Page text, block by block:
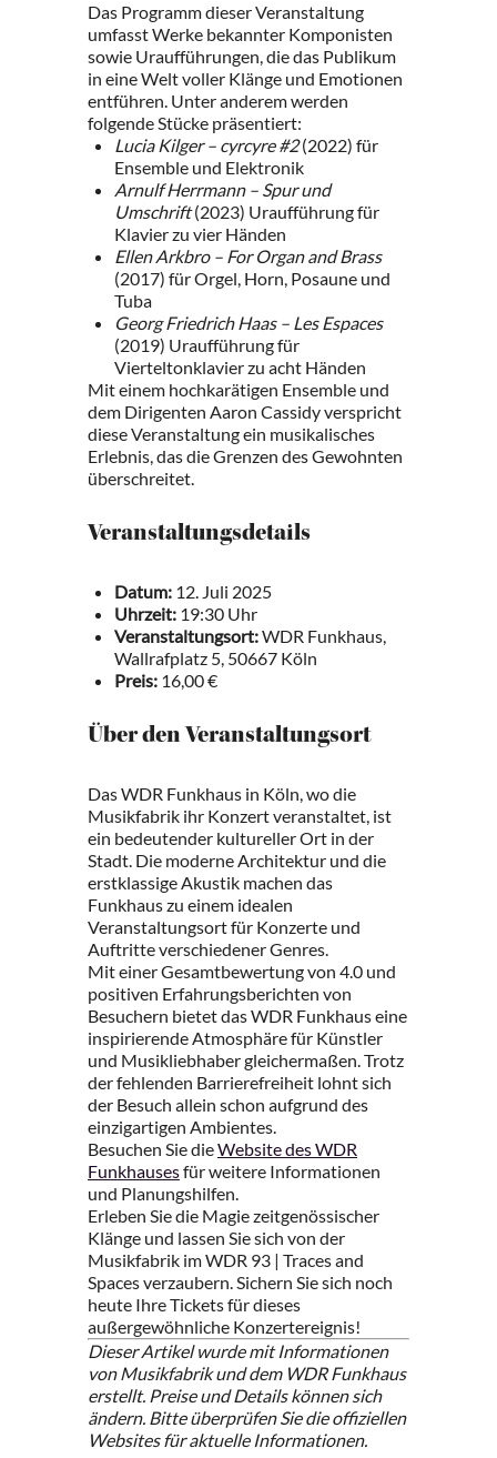
Das Programm dieser Veranstaltung
umfasst Werke bekannter Komponisten
sowie Uraufführungen, die das Publikum
in eine Welt voller Klänge und Emotionen
entführen. Unter anderem werden
folgende Stücke präsentiert:
Lucia Kilger – cyrcyre #2(2022) für
Ensemble und Elektronik
Arnulf Herrmann – Spur und
Umschrift(2023) Uraufführung für
Klavier zu vier Händen
Ellen Arkbro – For Organ and Brass
(2017) für Orgel, Horn, Posaune und
Tuba
Georg Friedrich Haas – Les Espaces
(2019) Uraufführung für
Vierteltonklavier zu acht Händen
Mit einem hochkarätigen Ensemble und
dem Dirigenten Aaron Cassidy verspricht
diese Veranstaltung ein musikalisches
Erlebnis, das die Grenzen des Gewohnten
überschreitet.
Veranstaltungsdetails
Datum: 12. Juli 2025
Uhrzeit: 19:30 Uhr
Veranstaltungsort:WDR Funkhaus,
Wallrafplatz 5, 50667 Köln
Preis: 16,00 €
Über den Veranstaltungsort
Das WDR Funkhaus in Köln, wo die
Musikfabrik ihr Konzert veranstaltet, ist
ein bedeutender kultureller Ort in der
Stadt. Die moderne Architektur und die
erstklassige Akustik machen das
Funkhaus zu einem idealen
Veranstaltungsort für Konzerte und
Auftritte verschiedener Genres.
Mit einer Gesamtbewertung von 4.0 und
positiven Erfahrungsberichten von
Besuchern bietet das WDR Funkhaus eine
inspirierende Atmosphäre für Künstler
und Musikliebhaber gleichermaßen. Trotz
der fehlenden Barrierefreiheit lohnt sich
der Besuch allein schon aufgrund des
einzigartigen Ambientes.
Besuchen Sie dieWebsite des WDR
Funkhausesfür weitere Informationen
und Planungshilfen.
Erleben Sie die Magie zeitgenössischer
Klänge und lassen Sie sich von der
Musikfabrik im WDR 93 | Traces and
Spaces verzaubern. Sichern Sie sich noch
heute Ihre Tickets für dieses
außergewöhnliche Konzertereignis!
Dieser Artikel wurde mit Informationen
von Musikfabrik und dem WDR Funkhaus
erstellt. Preise und Details können sich
ändern. Bitte überprüfen Sie die offiziellen
Websites für aktuelle Informationen.